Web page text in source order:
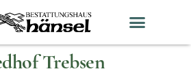
Trebsen